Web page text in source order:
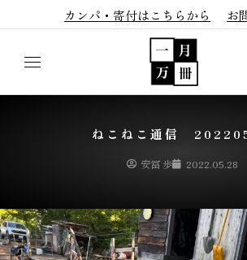
カンパ・寄付はこちらから お
ねこねこ通信
安冨 歩 2022.05.28